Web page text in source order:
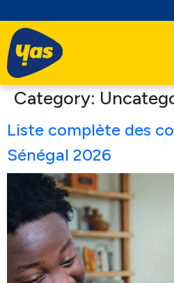
Category:
Liste complète des
Sénégal 2026